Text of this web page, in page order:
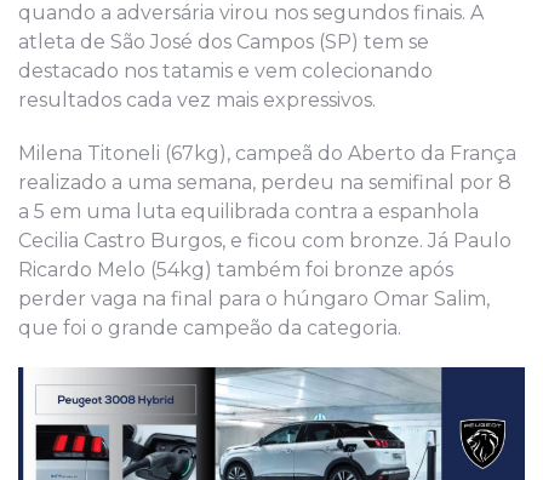
quando a adversária virou nos segundos finais. A
atleta de São José dos Campos (SP) tem se
destacado nos tatamis e vem colecionando
resultados cada vez mais expressivos.
Milena Titoneli (67kg), campeã do Aberto da França
realizado a uma semana, perdeu na semifinal por 8
a 5 em uma luta equilibrada contra a espanhola
Cecilia Castro Burgos, e ficou com bronze. Já Paulo
Ricardo Melo (54kg) também foi bronze após
perder vaga na final para o húngaro Omar Salim,
que foi o grande campeão da categoria.